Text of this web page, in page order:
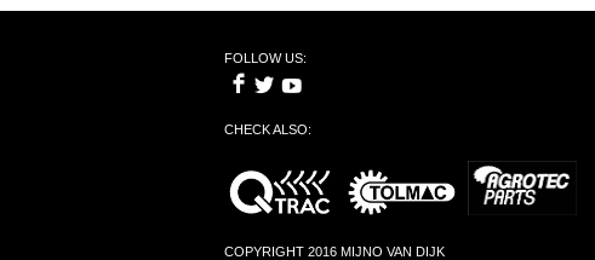
FOLLOW US:
CHECK ALSO:
COPYRIGHT 2016 MIJNO VAN DIJK